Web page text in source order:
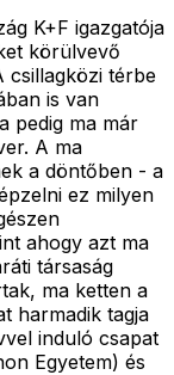
K+F igazgatója
körülvevő
csillagközi térbe
is van
pedig ma már
A ma
a döntőben - a
ez milyen
ahogy azt ma
társaság
ma ketten a
harmadik tagja
induló csapat
Egyetem) és